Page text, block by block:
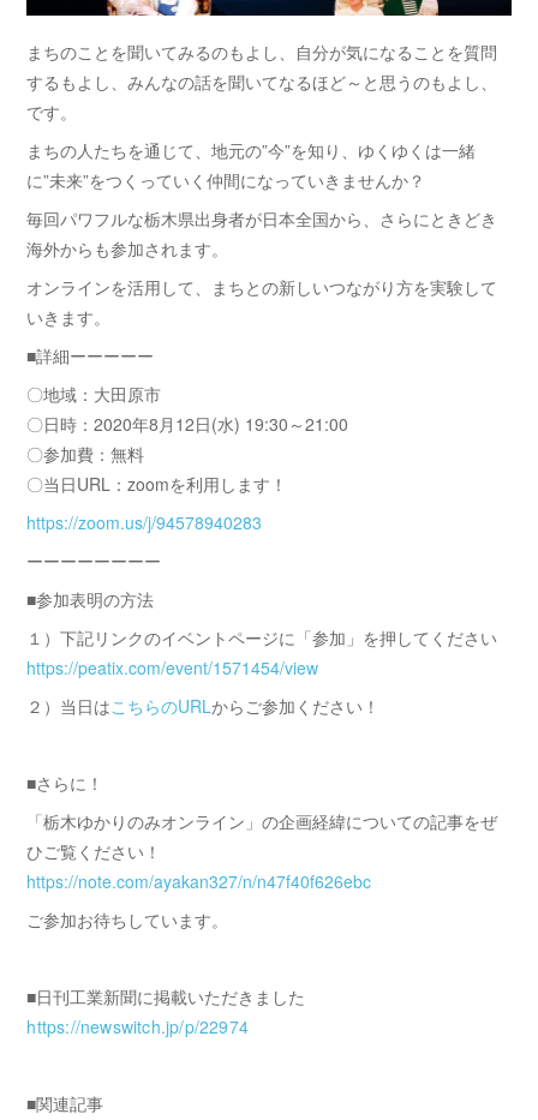
まちのことを聞いてみるのもよし、自分が気になることを質問
するもよし、みんなの話を聞いてなるほど～と思うのもよし、
です。
まちの人たちを通じて、地元の”今”を知り、ゆくゆくは一緒
に”未来”をつくっていく仲間になっていきませんか？
毎回パワフルな栃木県出身者が日本全国から、さらにときどき
海外からも参加されます。
オンラインを活用して、まちとの新しいつながり方を実験して
いきます。
■詳細ーーーーー
〇地域：大田原市
〇日時：2020年8月12日(水) 19:30～21:00
〇参加費：無料
〇当日URL：zoomを利用します！
https://zoom.us/j/94578940283
ーーーーーーーー
■参加表明の方法
１）下記リンクのイベントページに「参加」を押してください
https://peatix.com/event/1571454/view
２）当日はこちらのURLからご参加ください！
■さらに！
「栃木ゆかりのみオンライン」の企画経緯についての記事をぜ
ひご覧ください！
https://note.com/ayakan327/n/n47f40f626ebc
ご参加お待ちしています。
■日刊工業新聞に掲載いただきました
https://newswitch.jp/p/22974
■関連記事